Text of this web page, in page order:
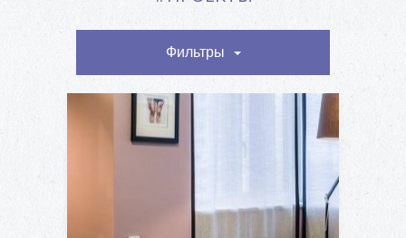
Фильтры